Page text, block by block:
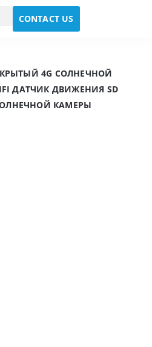
CONTACT US
4G СОЛНЕЧНОЙ
ДАТЧИК ДВИЖЕНИЯ SD
КАМЕРЫ